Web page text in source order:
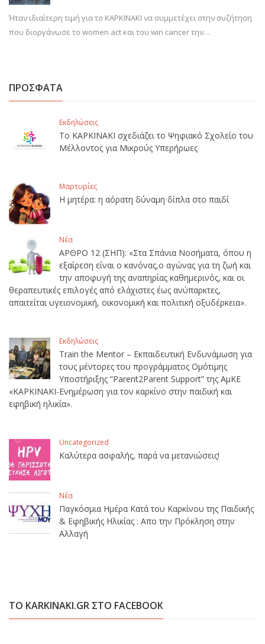
Ήταν ιδιαίτερη τιμή για το ΚΑΡΚΙΝΑΚΙ να συμμετέχει στην συζήτηση
που διοργάνωσε το women act και του win cancer την…
ΠΡΟΣΦΑΤΑ
Εκδηλώσεις
Το ΚΑΡΚΙΝΑΚΙ σχεδιάζει το Ψηφιακό Σχολείο του
Μέλλοντος για Μικρούς Υπερήρωες
Μαρτυρίες
Η μητέρα: η αόρατη δύναμη δίπλα στο παιδί
Νέα
ΑΡΘΡΟ 12 (ΣΗΠ): «Στα Σπάνια Νοσήματα, όπου η
εξαίρεση είναι ο κανόνας,ο αγώνας για τη ζωή και
την αποφυγή της αναπηρίας καθημερινός, και οι
θεραπευτικές επιλογές από ελάχιστες έως ανύπαρκτες,
απαιτείται υγειονομική, οικονομική και πολιτική οξυδέρκεια».
Εκδηλώσεις
Train the Mentor – Εκπαιδευτική Ενδυνάμωση για
τους μέντορες του προγράμματος Ομότιμης
Υποστήριξης “Parent2Parent Support” της ΑμΚΕ
«ΚΑΡΚΙΝΑΚΙ-Ενημέρωση για τον καρκίνο στην παιδική και
εφηβική ηλικία».
Uncategorized
Καλύτερα ασφαλής, παρά να μετανιώσεις!
Νέα
Παγκόσμια Ημέρα Κατά του Καρκίνου της Παιδικής
& Εφηβικής Ηλικίας : Απο την Πρόκληση στην
Αλλαγή
ΤΟ KARKINAKI.GR ΣΤΟ FACEBOOK